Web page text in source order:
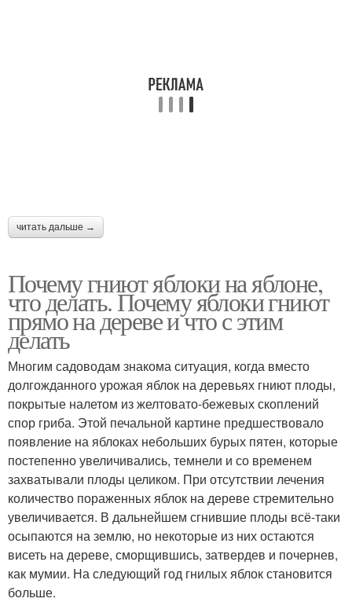
читать дальше →
Почему гниют яблоки на яблоне,
что делать. Почему яблоки гниют
прямо на дереве и что с этим
делать
Многим садоводам знакома ситуация, когда вместо
долгожданного урожая яблок на деревьях гниют плоды,
покрытые налетом из желтовато-бежевых скоплений
спор гриба. Этой печальной картине предшествовало
появление на яблоках небольших бурых пятен, которые
постепенно увеличивались, темнели и со временем
захватывали плоды целиком. При отсутствии лечения
количество пораженных яблок на дереве стремительно
увеличивается. В дальнейшем сгнившие плоды всё-таки
осыпаются на землю, но некоторые из них остаются
висеть на дереве, сморщившись, затвердев и почернев,
как мумии. На следующий год гнилых яблок становится
больше.